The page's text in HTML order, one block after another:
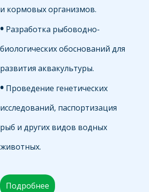
и кормовых организмов.
• Разработка рыбоводно-
биологических обоснований для
развития аквакультуры.
• Проведение генетических
исследований, паспортизация
рыб и других видов водных
животных.
Подробнее